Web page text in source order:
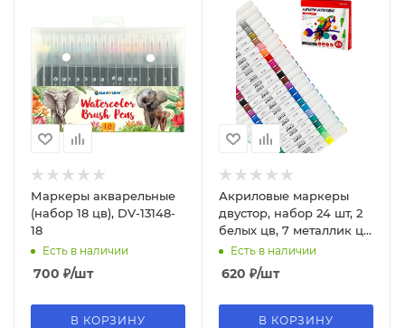
Маркеры акварельные
(набор 18 цв), DV-13148-
18
Есть в наличии
700 ₽/шт
В КОРЗИНУ
Акриловые маркеры
двустор, набор 24 шт, 2
белых цв, 7 металлик цв,
в к;к, МП-4863
Есть в наличии
620 ₽/шт
В КОРЗИНУ